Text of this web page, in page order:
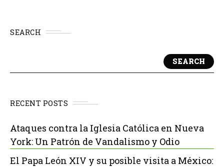
SEARCH
SEARCH
RECENT POSTS
Ataques contra la Iglesia Católica en Nueva
York: Un Patrón de Vandalismo y Odio
El Papa León XIV y su posible visita a México: